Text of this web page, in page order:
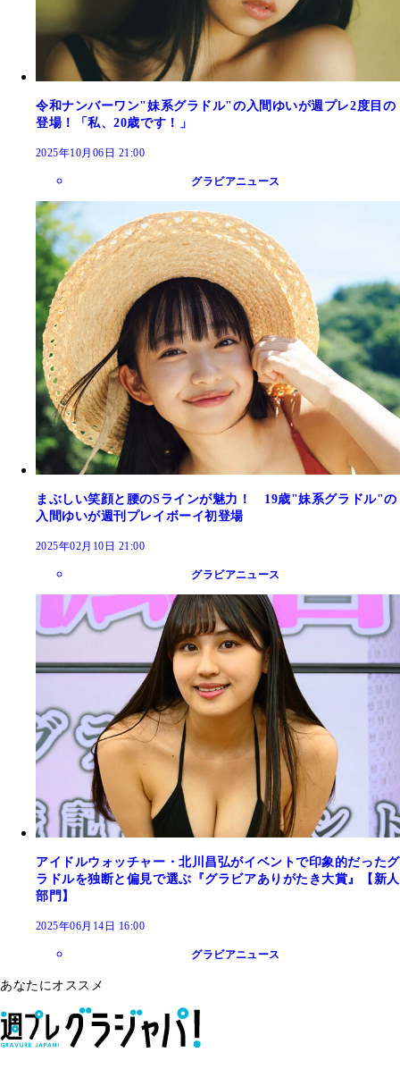
令和ナンバーワン"妹系グラドル"の入間ゆいが週プレ2度目の
登場！「私、20歳です！」
2025年10月06日 21:00
グラビアニュース
まぶしい笑顔と腰のSラインが魅力！ 19歳"妹系グラドル"の
入間ゆいが週刊プレイボーイ初登場
2025年02月10日 21:00
グラビアニュース
アイドルウォッチャー・北川昌弘がイベントで印象的だったグ
ラドルを独断と偏見で選ぶ『グラビアありがたき大賞』【新人
部門】
2025年06月14日 16:00
グラビアニュース
あなたにオススメ